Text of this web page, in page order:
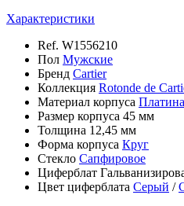
Характеристики
Ref. W1556210
Пол Мужские
Бренд Cartier
Коллекция Rotonde de
Материал корпуса Платина
Размер корпуса 45 мм
Толщина 12,45 мм
Форма корпуса Круг
Стекло Сапфировое
Циферблат
Цвет циферблата Серый /